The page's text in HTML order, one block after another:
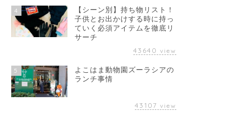
4
【シーン別】持ち物リスト！
子供とお出かけする時に持っ
ていく必須アイテムを徹底リ
サーチ
43640 view
5
よこはま動物園ズーラシアの
ランチ事情
43107 view